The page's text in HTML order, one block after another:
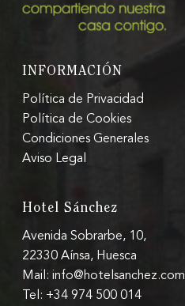
INFORMACIÓN
Política de Privacidad
Política de Cookies
Condiciones Generales
Aviso Legal
Hotel Sánchez
Avenida Sobrarbe, 10,
22330 Aínsa, Huesca
Mail: info@hotelsanchez.com
Tel: +34 974 500 014